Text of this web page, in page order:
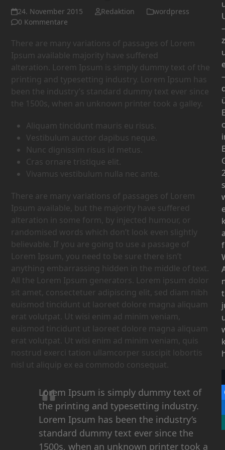
24. November 2015 Redaktion
wordpress
0 Kommentare
There are many variations of passages of Lorem
Ipsum available majority have suffered
alteration. Lorem Ipsum is simply dummy text of the
printing and typesetting industry. Lorem Ipsum has
been the industry’s standard dummy text ever since
the 1500s, when an unknown printer took a galley.
Aliquam tincidunt mauris eu risus.
Vestibulum auctor dapibus neque.
Nunc dignissim risus id metus.
Cras ornare tristique elit.
Vivamus vestibulum nulla nec ante.
There are many variations of passages of Lorem
Ipsum available, but the majority have suffered
alteration in some form, by injected humour, or
randomised words which don’t look even slightly
believable. If you are going to use a passage of
Lorem Ipsum, you need to be sure there isn’t
anything embarrassing hidden in the middle of text.
All the Lorem Ipsum generators. Lorem ipsum dolor
sit amet, consectetuer adipiscing elit, sed diam nibh
euismod tincidunt ut laoreet dolore magna aliquam
erat volutpat. Ut wisi enim ad minim veniam,
euismod tincidunt ut laoreet dolore magna aliquam
erat volutpat. Ut wisi enim ad minim veniam, quis
nostrud exerci tation ullamcorper suscipit lobortis
nisl ut aliquip ex ea commodo consequat.
Lorem Ipsum is simply dummy text of
the printing and typesetting industry.
Lorem Ipsum has been the industry’s
standard dummy text ever since the
1500s, when an unknown printer took a
–
–